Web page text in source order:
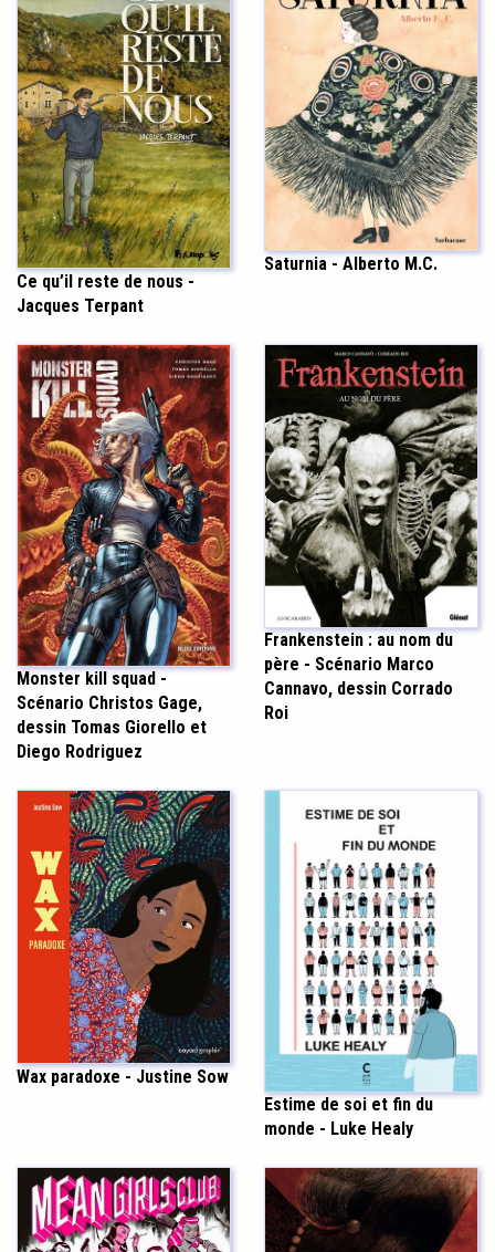
Ce qu’il reste de nous -
Jacques Terpant
Saturnia - Alberto M.C.
Monster kill squad -
Scénario Christos Gage,
dessin Tomas Giorello et
Diego Rodriguez
Frankenstein : au nom du
père - Scénario Marco
Cannavo, dessin Corrado
Roi
Wax paradoxe - Justine Sow
Estime de soi et fin du
monde - Luke Healy